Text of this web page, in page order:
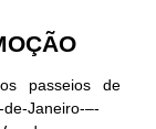
passeios de